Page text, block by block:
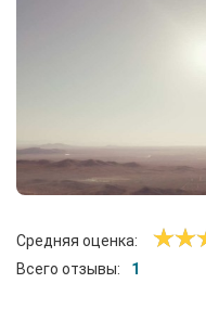
Средняя оценка:
Всего отзывы:
1